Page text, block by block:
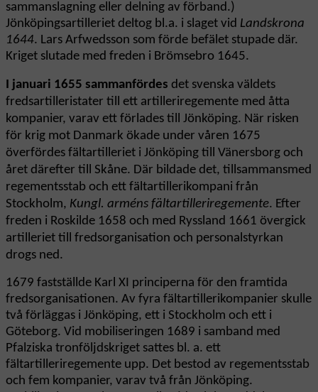
sammanslagning eller delning av förband.)
Jönköpingsartilleriet deltog bl.a. i slaget vid Landskrona
1644. Lars Arfwedsson som förde befälet stupade där.
Kriget slutade med freden i Brömsebro 1645.
I januari 1655 sammanfördes det svenska väldets
fredsartilleristater till ett artilleriregemente med åtta
kompanier, varav ett förlades till Jönköping. När risken
för krig mot Danmark ökade under våren 1675
överfördes fältartilleriet i Jönköping till Vänersborg och
året därefter till Skåne. Där bildade det, tillsammansmed
regementsstab och ett fältartillerikompani från
Stockholm, Kungl. arméns fältartilleriregemente. Efter
freden i Roskilde 1658 och med Ryssland 1661 övergick
artilleriet till fredsorganisation och personalstyrkan
drogs ned.
1679 fastställde Karl XI principerna för den framtida
fredsorganisationen. Av fyra fältartillerikompanier skulle
två förläggas i Jönköping, ett i Stockholm och ett i
Göteborg. Vid mobiliseringen 1689 i samband med
Pfalziska tronföljdskriget sattes bl. a. ett
fältartilleriregemente upp. Det bestod av regementsstab
och fem kompanier, varav två från Jönköping.